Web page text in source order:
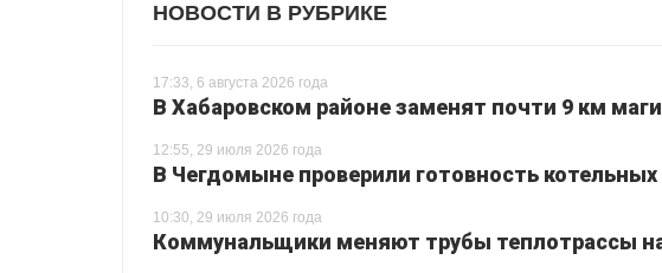
НОВОСТИ В РУБРИКЕ
17:33, 6 августа 2026 года
В Хабаровском районе заменят почти 9 км
12:55, 29 июля 2026 года
В Чегдомыне проверили готовность
10:30, 29 июля 2026 года
Коммунальщики меняют трубы теплотрассы